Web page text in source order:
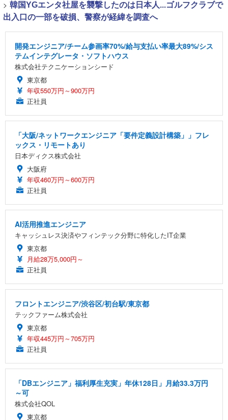
> 韓国YGエンタ社屋を襲撃したのは日本人...ゴルフクラブで
出入口の一部を破損、警察が経緯を調査へ
開発エンジニア/チーム参画率70%/給与支払い率最大89%/シス
テムインテグレータ・ソフトハウス
株式会社テクニケーションシード
東京都
年収550万円～900万円
正社員
「大阪/ネットワークエンジニア「要件定義設計構築」」フレ
ックス・リモートあり
日本ディクス株式会社
大阪府
年収460万円～600万円
正社員
AI活用推進エンジニア
キャッシュレス決済やフィンテック分野に特化したIT企業
東京都
月給28万5,000円～
正社員
フロントエンジニア/渋谷区/初台駅/東京都
テックファーム株式会社
東京都
年収445万円～705万円
正社員
「DBエンジニア」福利厚生充実」年休128日」月給33.3万円
～可
株式会社QOL
東京都